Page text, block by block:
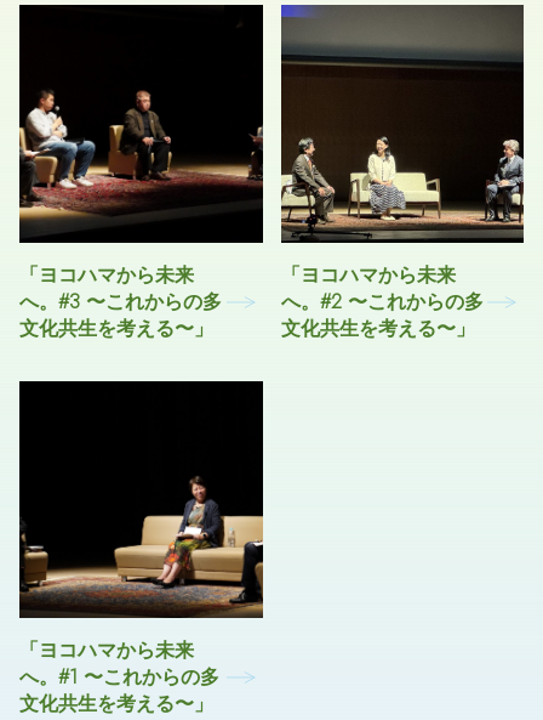
「ヨコハマから未来
へ。#3 〜これからの多
文化共生を考える〜」
「ヨコハマから未来
へ。#2 〜これからの多
文化共生を考える〜」
「ヨコハマから未来
へ。#1 〜これからの多
文化共生を考える〜」